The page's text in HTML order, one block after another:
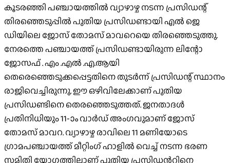
കൂടരഞ്ഞി പഞ്ചായത്തിൽ വ്യാഴാഴ്ച നടന്ന പ്രസിഡന്റ്
തിരഞ്ഞെടുപ്പിൽ പുതിയ പ്രസിഡണ്ടായി എൽ ജെ
ഡിയിലെ ജോസ് തോമസ് മാവറെയെ തിരഞ്ഞെടുത്തു.
നേരത്തെ പഞ്ചായത്ത് പ്രസിഡണ്ടായിരുന്ന ലിന്റോ
ജോസഫ് . എം .എൽ .എ.ആയി
തെരെഞ്ഞെടുക്കപ്പെട്ടതിനെ തുടർന്ന് പ്രസിഡന്റ്‌ സ്ഥാനം
രാജിവെച്ചിരുന്നു. ഈ ഒഴിവിലേക്കാണ് പുതിയ
പ്രസിഡണ്ടിനെ തെരഞ്ഞെടുത്തത്. ജനതാദൾ
പ്രതിനിധിയും 11-ാം വാർഡ് അംഗവുമാണ് ജോസ്
തോമസ് മാവറ. വ്യാഴാഴ്ച രാവിലെ 11 മണിയോടെ
ഗ്രാമപഞ്ചായത്ത് മീറ്റിംഗ് ഹാളിൽ വെച്ച് നടന്ന ഭരണ
സമിതി യോഗത്തിലാണ് പുതിയ പ്രസിഡൻറിനെ